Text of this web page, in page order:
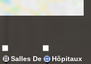
Salles De
Hôpitaux